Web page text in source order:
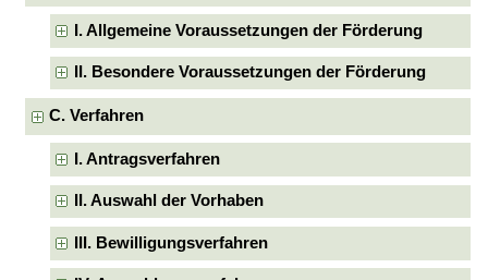
I. Allgemeine Voraussetzungen der Förderung
II. Besondere Voraussetzungen der Förderung
C. Verfahren
I. Antragsverfahren
II. Auswahl der Vorhaben
III. Bewilligungsverfahren